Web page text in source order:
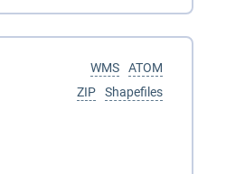
(Elbe) im Westen
Teile der Landkreise
ATOM
WMS
Shapefiles
ZIP